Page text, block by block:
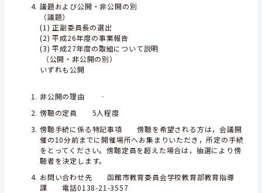
議題および公開・非公開の別
（議題）
(1) 正副委員長の選出
(2) 平成26年度の事業報告
(3) 平成27年度の取組について説明
（公開・非公開の別）
いずれも公開
非公開の理由 ‐
傍聴の定員 5人程度
傍聴手続に係る特記事項 傍聴を希望される方は，会議開
催の10分前までに開催場所へお集まりいただき，所定の手続
をとってください。傍聴定員を超えた場合は，抽選により傍
聴者を決定します。
お問い合わせ先 函館市教育委員会学校教育部教育指導
課 電話0138-21-3557